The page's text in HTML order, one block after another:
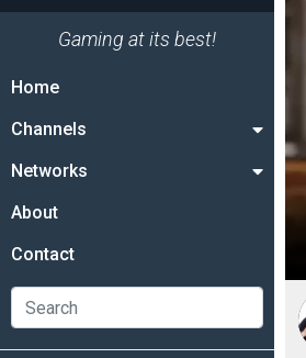
Gaming at its best!
Home
Channels
Networks
About
Contact